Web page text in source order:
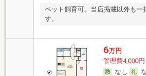
ペット飼育可。当店掲載以外も一
す。
6万円
管理費4,000円
なし